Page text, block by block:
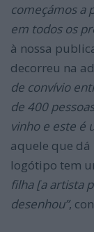
começámos a
em todos os
à nossa
decorreu na
de convívio
de 400
vinho e este é
aquele que dá
logótipo tem
filha [a artista
desenhou”,